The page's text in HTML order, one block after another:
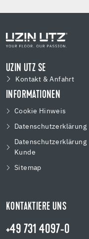
UZIN UTZ SE
Kontakt & Anfahrt
INFORMATIONEN
Cookie Hinweis
Datenschutzerklärung
Datenschutzerklärung
Kunde
Sitemap
KONTAKTIERE UNS
+49 731 4097-0